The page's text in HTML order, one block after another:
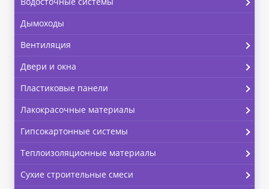
Дымоходы
Вентиляция
Двери и окна
Пластиковые панели
Лакокрасочные материалы
Гипсокартонные системы
Теплоизоляционные материалы
Сухие строительные смеси